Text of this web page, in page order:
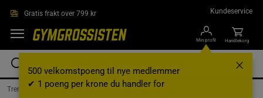
Gratis frakt over 799 kr Kundeservice
Min profil
500 velkomstpoeng til nye medlemmer
✔ 1 poeng per krone du handler for
Handlekorg
Treningsklær / Treningsklær dame / Treningstopp dame